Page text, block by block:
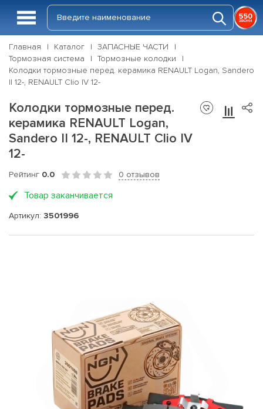
Главная Каталог
ЗАПАСНЫЕ ЧАСТИ
Тормозная система
Тормозные колодки
Колодки тормозные перед. керамика RENAULT Logan, Sandero
II 12-, RENAULT Clio IV 12-
Колодки тормозные перед.
керамика RENAULT Logan,
Sandero II 12-, RENAULT Clio IV
12-
Рейтинг 0.0 0 отзывов
Товар заканчивается
Артикул: 3501996